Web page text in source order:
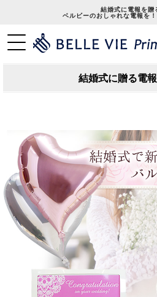
結婚式に電報を贈
ベルビーのおしゃれな電報を
結婚式に贈る電